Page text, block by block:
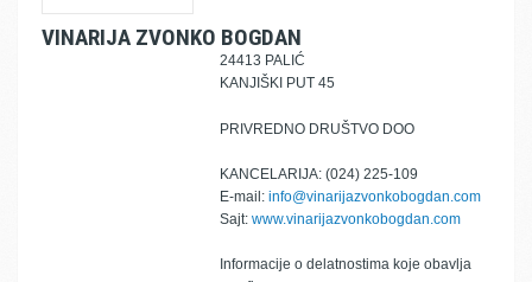
VINARIJA ZVONKO BOGDAN
24413 PALIĆ
KANJIŠKI PUT 45
PRIVREDNO DRUŠTVO DOO
KANCELARIJA: (024) 225-109
E-mail: info@vinarijazvonkobogdan.com
Sajt: www.vinarijazvonkobogdan.com
Informacije o delatnostima koje obavlja